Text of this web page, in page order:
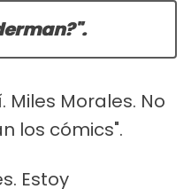
Miles Morales. No
los cómics".
Estoy